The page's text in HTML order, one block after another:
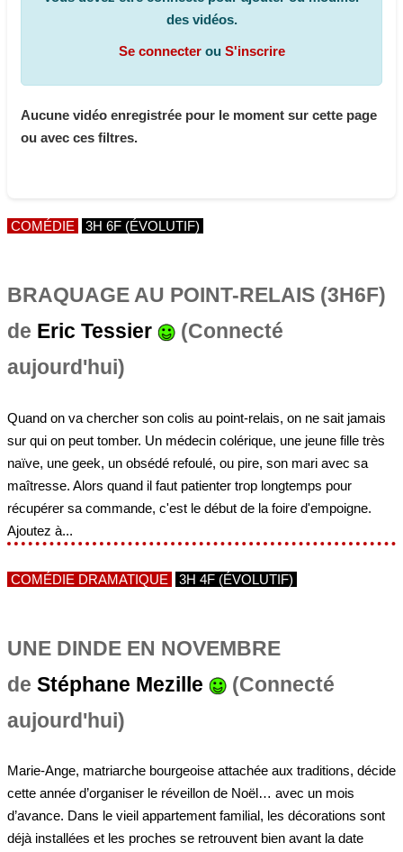
des vidéos.
Se connecterou S'inscrire
Aucune vidéo enregistrée pour le moment sur cette page
ou avec ces filtres.
COMÉDIE 3H 6F (ÉVOLUTIF)
BRAQUAGE AU POINT-RELAIS (3H6F)
de Eric Tessier
(Connecté
aujourd'hui)
Quand on va chercher son colis au point-relais, on ne sait jamais
sur qui on peut tomber. Un médecin colérique, une jeune fille très
naïve, une geek, un obsédé refoulé, ou pire, son mari avec sa
maîtresse. Alors quand il faut patienter trop longtemps pour
récupérer sa commande, c'est le début de la foire d'empoigne.
Ajoutez à...
COMÉDIE DRAMATIQUE 3H 4F (ÉVOLUTIF)
UNE DINDE EN NOVEMBRE
de Stéphane Mezille
(Connecté
aujourd'hui)
Marie-Ange, matriarche bourgeoise attachée aux traditions, décide
cette année d’organiser le réveillon de Noël… avec un mois
d’avance. Dans le vieil appartement familial, les décorations sont
déjà installées et les proches se retrouvent bien avant la date